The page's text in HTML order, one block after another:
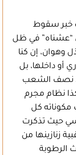
خبر سقوط
“عشناه” في ظل
وهوان، إن كنا
أو داخلها، بل
نصف الشعب
نظام مجرم
كل
حيث تذكرت
زنازينها من
الرطوبة